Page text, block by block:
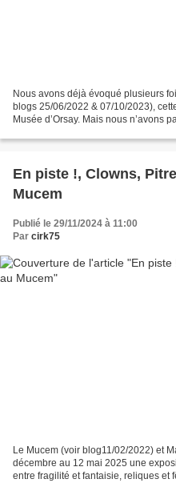
Nous avons déjà évoqué plusieurs
blogs 25/06/2022 & 07/10/2023),
Musée d’Orsay. Mais nous n’avons
En piste !, Clowns,
Mucem
Publié le 29/11/2024 à 11:00
Par cirk75
Le Mucem (voir blog11/02/2022) et
décembre au 12 mai 2025 une
entre fragilité et fantaisie, reliques et